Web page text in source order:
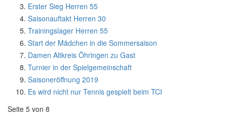
Erster Sieg Herren 55
Saisonauftakt Herren 30
Trainingslager Herren 55
Start der Mädchen in die Sommersaison
Damen Altkreis Öhringen zu Gast
Turnier in der Spielgemeinschaft
Saisoneröffnung 2019
Es wird nicht nur Tennis gespielt beim TCI
Seite 5 von 8